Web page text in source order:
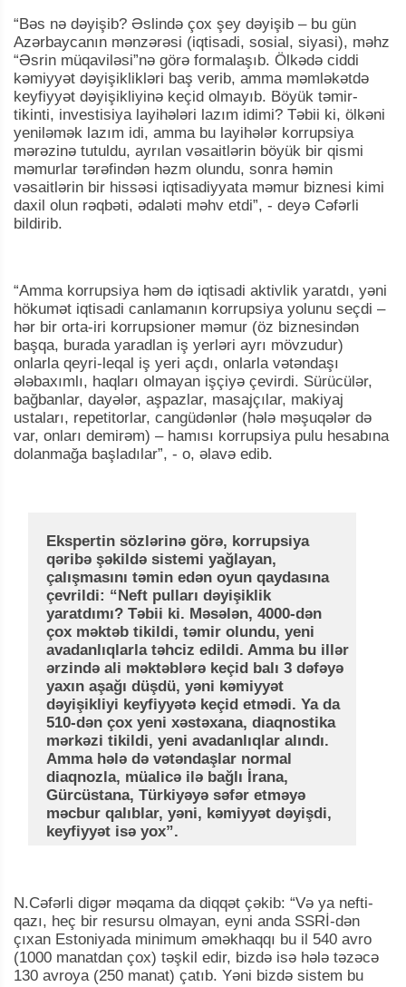
“Bəs nə dəyişib? Əslində çox şey dəyişib – bu gün
Azərbaycanın mənzərəsi (iqtisadi, sosial, siyasi), məhz
“Əsrin müqaviləsi”nə görə formalaşıb. Ölkədə ciddi
kəmiyyət dəyişiklikləri baş verib, amma məmləkətdə
keyfiyyət dəyişikliyinə keçid olmayıb. Böyük təmir-
tikinti, investisiya layihələri lazım idimi? Təbii ki, ölkəni
yeniləmək lazım idi, amma bu layihələr korrupsiya
mərəzinə tutuldu, ayrılan vəsaitlərin böyük bir qismi
məmurlar tərəfindən həzm olundu, sonra həmin
vəsaitlərin bir hissəsi iqtisadiyyata məmur biznesi kimi
daxil olun rəqbəti, ədaləti məhv etdi”, - deyə Cəfərli
bildirib.
“Amma korrupsiya həm də iqtisadi aktivlik yaratdı, yəni
hökumət iqtisadi canlamanın korrupsiya yolunu seçdi –
hər bir orta-iri korrupsioner məmur (öz biznesindən
başqa, burada yaradlan iş yerləri ayrı mövzudur)
onlarla qeyri-leqal iş yeri açdı, onlarla vətəndaşı
ələbaxımlı, haqları olmayan işçiyə çevirdi. Sürücülər,
bağbanlar, dayələr, aşpazlar, masajçılar, makiyaj
ustaları, repetitorlar, cangüdənlər (hələ məşuqələr də
var, onları demirəm) – hamısı korrupsiya pulu hesabına
dolanmağa başladılar”, - o, əlavə edib.
Ekspertin sözlərinə görə, korrupsiya
qəribə şəkildə sistemi yağlayan,
çalışmasını təmin edən oyun qaydasına
çevrildi: “Neft pulları dəyişiklik
yaratdımı? Təbii ki. Məsələn, 4000-dən
çox məktəb tikildi, təmir olundu, yeni
avadanlıqlarla təhciz edildi. Amma bu illər
ərzində ali məktəblərə keçid balı 3 dəfəyə
yaxın aşağı düşdü, yəni kəmiyyət
dəyişikliyi keyfiyyətə keçid etmədi. Ya da
510-dən çox yeni xəstəxana, diaqnostika
mərkəzi tikildi, yeni avadanlıqlar alındı.
Amma hələ də vətəndaşlar normal
diaqnozla, müalicə ilə bağlı İrana,
Gürcüstana, Türkiyəyə səfər etməyə
məcbur qalıblar, yəni, kəmiyyət dəyişdi,
keyfiyyət isə yox”.
N.Cəfərli digər məqama da diqqət çəkib: “Və ya nefti-
qazı, heç bir resursu olmayan, eyni anda SSRİ-dən
çıxan Estoniyada minimum əməkhaqqı bu il 540 avro
(1000 manatdan çox) təşkil edir, bizdə isə hələ təzəcə
130 avroya (250 manat) çatıb. Yəni bizdə sistem bu